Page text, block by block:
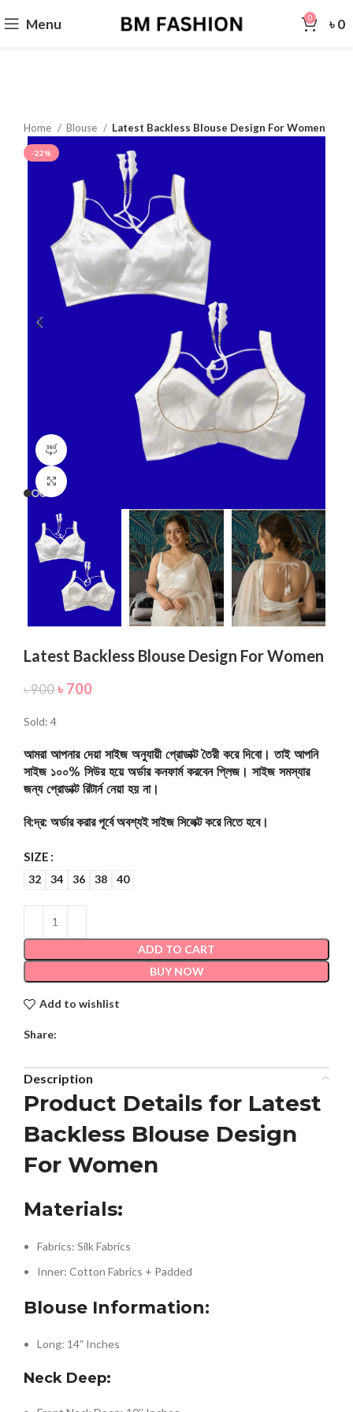
Menu 0 ৳0
Home Blouse Latest Backless Blouse Design For Women
-22%
360 product view
Latest Backless Blouse Design For Women
৳900 ৳ 700
Sold: 4
আমরা আপনার দেয়া সাইজ অনুযায়ী প্রোডাক্ট তৈরী করে দিবো। তাই আপনি
সাইজ ১০০% সিউর হয়ে অর্ডার কনফার্ম করবেন প্লিজ। সাইজ সমস্যার
জন্য প্রোডাক্ট রিটার্ন নেয়া হয় না।
বি:দ্র: অর্ডার করার পূর্বে অবশ্যই সাইজ সিলেক্ট করে নিতে হবে।
SIZE
32 34 36 38 40
ADD TO CART
BUY NOW
Add to wishlist
Share:
Description
Product Details for Latest
Backless Blouse Design
For Women
Materials:
Fabrics: Silk Fabrics
Inner: Cotton Fabrics + Padded
Blouse Information:
Long: 14” Inches
Neck Deep: